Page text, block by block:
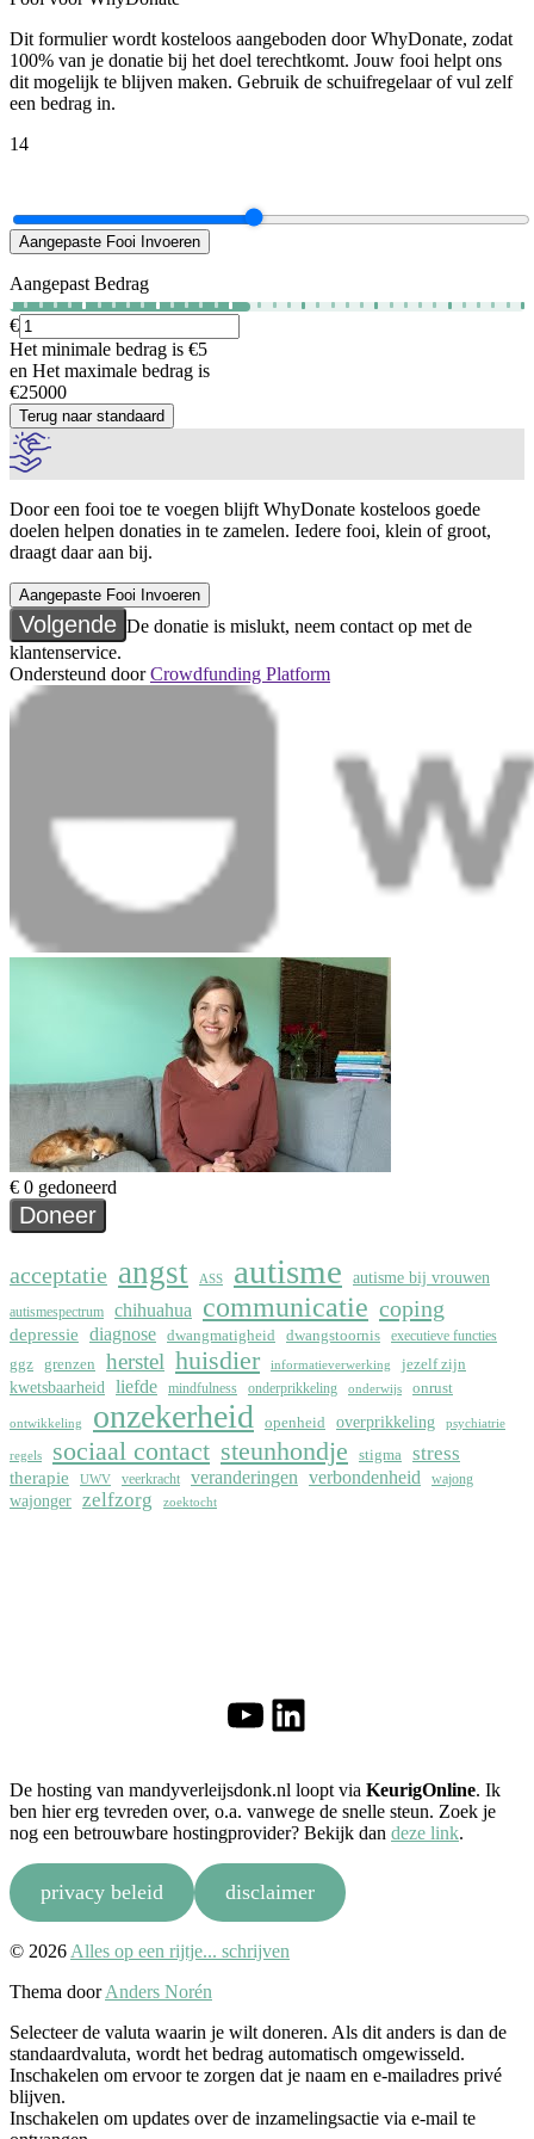
acceptatie angst ASS autisme autisme bij vrouwen
autismespectrum chihuahua communicatie coping
depressie diagnose dwangmatigheid dwangstoornis executieve functies
ggz grenzen herstel huisdier informatieverwerking jezelf zijn
kwetsbaarheid liefde mindfulness onderprikkeling onderwijs onrust
ontwikkeling onzekerheid openheid overprikkeling psychiatrie
regels sociaal contact steunhondje stigma stress
therapie UWV veerkracht veranderingen verbondenheid wajong
wajonger zelfzorg zoektocht
YouTube
LinkedIn
De hosting van mandyverleijsdonk.nl loopt via KeurigOnline. Ik
ben hier erg tevreden over, o.a. vanwege de snelle steun. Zoek je
nog een betrouwbare hostingprovider? Bekijk dan deze link.
privacy beleid disclaimer
Naar
© 2026 Alles op een rijtje... schrijven
Thema doorAnders Norén
Selecteer de valuta waarin je wilt doneren. Als dit anders is dan de
standaardvaluta, wordt het bedrag automatisch omgewisseld.
Inschakelen om ervoor te zorgen dat je naam en e-mailadres privé
blijven.
Inschakelen om updates over de inzamelingsactie via e-mail te